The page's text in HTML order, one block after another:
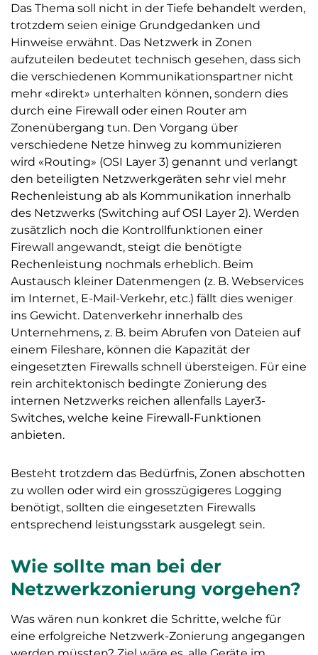
Das Thema soll nicht in der Tiefe behandelt werden,
trotzdem seien einige Grundgedanken und
Hinweise erwähnt. Das Netzwerk in Zonen
aufzuteilen bedeutet technisch gesehen, dass sich
die verschiedenen Kommunikationspartner nicht
mehr «direkt» unterhalten können, sondern dies
durch eine Firewall oder einen Router am
Zonenübergang tun. Den Vorgang über
verschiedene Netze hinweg zu kommunizieren
wird «Routing» (OSI Layer 3) genannt und verlangt
den beteiligten Netzwerkgeräten sehr viel mehr
Rechenleistung ab als Kommunikation innerhalb
des Netzwerks (Switching auf OSI Layer 2). Werden
zusätzlich noch die Kontrollfunktionen einer
Firewall angewandt, steigt die benötigte
Rechenleistung nochmals erheblich. Beim
Austausch kleiner Datenmengen (z. B. Webservices
im Internet, E-Mail-Verkehr, etc.) fällt dies weniger
ins Gewicht. Datenverkehr innerhalb des
Unternehmens, z. B. beim Abrufen von Dateien auf
einem Fileshare, können die Kapazität der
eingesetzten Firewalls schnell übersteigen. Für eine
rein architektonisch bedingte Zonierung des
internen Netzwerks reichen allenfalls Layer3-
Switches, welche keine Firewall-Funktionen
anbieten.
Besteht trotzdem das Bedürfnis, Zonen abschotten
zu wollen oder wird ein grosszügigeres Logging
benötigt, sollten die eingesetzten Firewalls
entsprechend leistungsstark ausgelegt sein.
Wie sollte man bei der
Netzwerkzonierung vorgehen?
Was wären nun konkret die Schritte, welche für
eine erfolgreiche Netzwerk-Zonierung angegangen